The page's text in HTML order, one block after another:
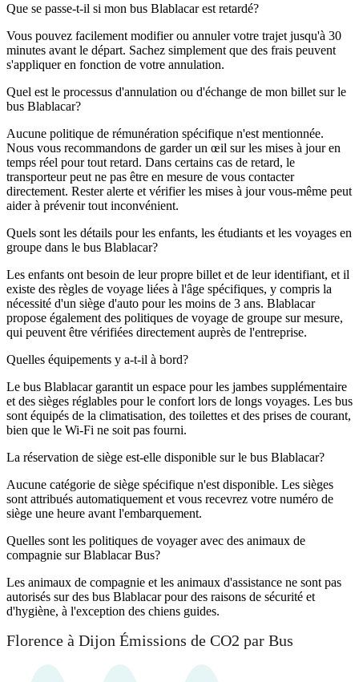
Que se passe-t-il si mon bus Blablacar est retardé?
Vous pouvez facilement modifier ou annuler votre trajet jusqu'à 30
minutes avant le départ. Sachez simplement que des frais peuvent
s'appliquer en fonction de votre annulation.
Quel est le processus d'annulation ou d'échange de mon billet sur le
bus Blablacar?
Aucune politique de rémunération spécifique n'est mentionnée.
Nous vous recommandons de garder un œil sur les mises à jour en
temps réel pour tout retard. Dans certains cas de retard, le
transporteur peut ne pas être en mesure de vous contacter
directement. Rester alerte et vérifier les mises à jour vous-même peut
aider à prévenir tout inconvénient.
Quels sont les détails pour les enfants, les étudiants et les voyages en
groupe dans le bus Blablacar?
Les enfants ont besoin de leur propre billet et de leur identifiant, et il
existe des règles de voyage liées à l'âge spécifiques, y compris la
nécessité d'un siège d'auto pour les moins de 3 ans. Blablacar
propose également des politiques de voyage de groupe sur mesure,
qui peuvent être vérifiées directement auprès de l'entreprise.
Quelles équipements y a-t-il à bord?
Le bus Blablacar garantit un espace pour les jambes supplémentaire
et des sièges réglables pour le confort lors de longs voyages. Les bus
sont équipés de la climatisation, des toilettes et des prises de courant,
bien que le Wi-Fi ne soit pas fourni.
La réservation de siège est-elle disponible sur le bus Blablacar?
Aucune catégorie de siège spécifique n'est disponible. Les sièges
sont attribués automatiquement et vous recevrez votre numéro de
siège une heure avant l'embarquement.
Quelles sont les politiques de voyager avec des animaux de
compagnie sur Blablacar Bus?
Les animaux de compagnie et les animaux d'assistance ne sont pas
autorisés sur des bus Blablacar pour des raisons de sécurité et
d'hygiène, à l'exception des chiens guides.
Florence à Dijon Émissions de CO2 par Bus